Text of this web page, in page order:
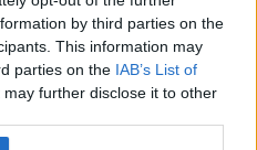
by third parties on the
This information may
parties on the IAB’s List of
may further disclose it to other
din cauza
de acumularea